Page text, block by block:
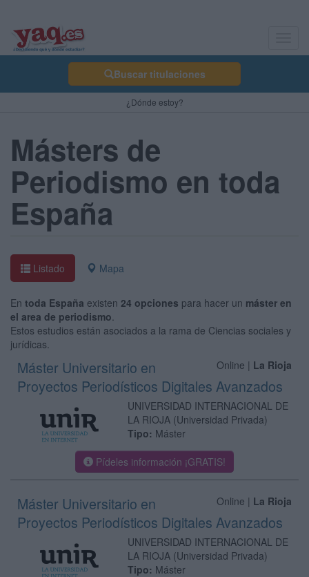
Buscar titulaciones
¿Dónde estoy?
Másters de
Periodismo en toda
España
Listado Mapa
En toda España existen 24 opciones para hacer un máster en
el area de periodismo.
Estos estudios están asociados a la rama de Ciencias sociales y
jurídicas.
Online | La Rioja
Máster Universitario en
Proyectos Periodísticos Digitales Avanzados
UNIVERSIDAD INTERNACIONAL DE
LA RIOJA (Universidad Privada)
Tipo: Máster
Pídeles información ¡GRATIS!
Online | La Rioja
Máster Universitario en
Proyectos Periodísticos Digitales Avanzados
UNIVERSIDAD INTERNACIONAL DE
LA RIOJA (Universidad Privada)
Tipo: Máster